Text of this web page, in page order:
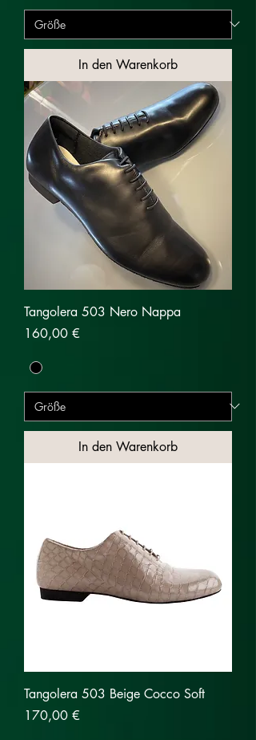
In den Warenkorb
Tangolera 503 Nero Nappa
Preis
160,00 €
In den Warenkorb
Tangolera 503 Beige Cocco Soft
Preis
170,00 €